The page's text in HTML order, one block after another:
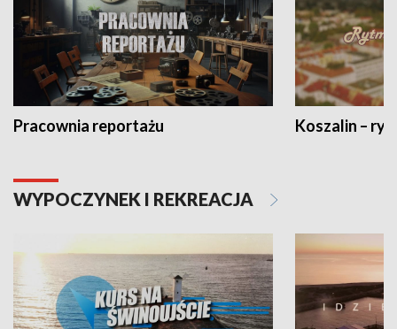
Pracownia reportażu Koszalin –
WYPOCZYNEK I REKREACJA